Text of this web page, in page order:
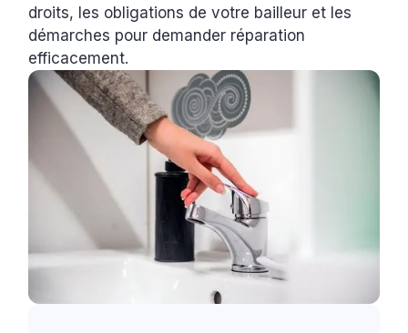
droits, les obligations de votre bailleur et les
démarches pour demander réparation
efficacement.